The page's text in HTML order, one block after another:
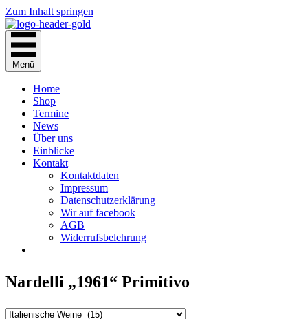
Zum Inhalt springen
Menü
Home
Shop
Termine
News
Über uns
Einblicke
Kontakt
Kontaktdaten
Impressum
Datenschutzerklärung
Wir auf facebook
AGB
Widerrufsbelehrung
Nardelli „1961“ Primitivo